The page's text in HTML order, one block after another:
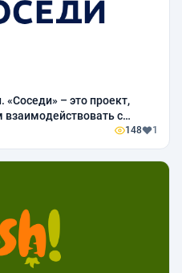
«Соседи» – это проект,
с
и решать конкретные
148 1